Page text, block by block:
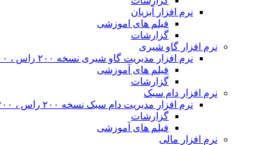
نرم افزار آبزیان
فیلم های اموزشی
گزارشات
نرم افزار گاو شیری
نرم افزار مدیریت گاو شیری نسخه ۲۰۰ راس ، ۴۰۰ راس و نامحدود
فیلم های آموزشی
گزارشات
نرم افزار دام سبک
نرم افزار مدیریت دام سبک نسخه ۲۰۰ راس ، ۴۰۰ راس و نا محدود
گزارشات
فیلم های آموزشی
نرم افزار مالی